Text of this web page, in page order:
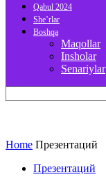
Qabul 2024
She’rlar
Boshqa
Maqollar
Insholar
Senariylar
Home Презентаций
Презентаций